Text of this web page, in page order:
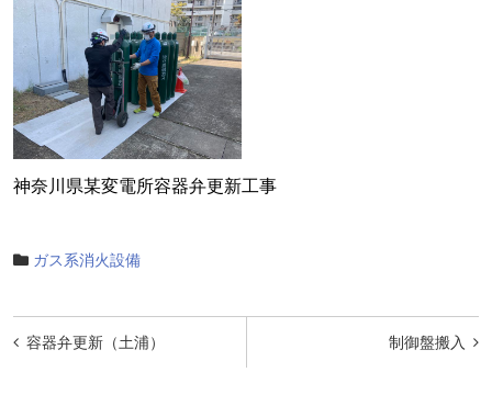
神奈川県某変電所容器弁更新工事
ガス系消火設備
投
制御盤搬入
容器弁更新（土浦）